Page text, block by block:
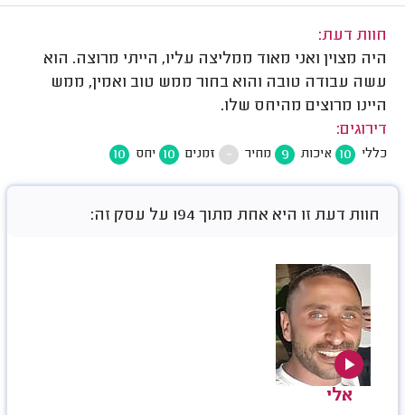
חוות דעת:
היה מצוין ואני מאוד ממליצה עליו, הייתי מרוצה. הוא
עשה עבודה טובה והוא בחור ממש טוב ואמין, ממש
היינו מרוצים מהיחס שלו.
דירוגים:
כללי 10 איכות 9 מחיר - זמנים 10 יחס 10
חוות דעת זו היא אחת מתוך 194 על עסק זה:
אלי